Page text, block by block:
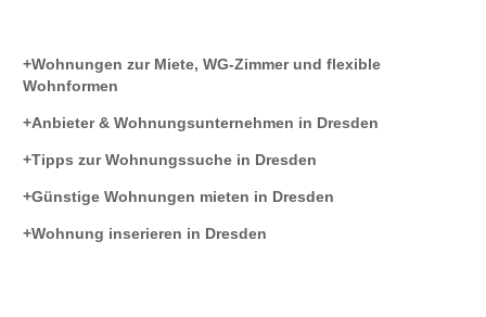
Wohnungen zur Miete, WG-Zimmer und flexible
Wohnformen
Anbieter & Wohnungsunternehmen in Dresden
Tipps zur Wohnungssuche in Dresden
Günstige Wohnungen mieten in Dresden
Wohnung inserieren in Dresden